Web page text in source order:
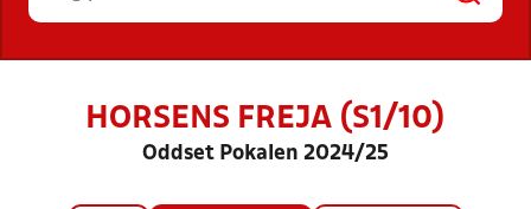
HORSENS FREJA (S1/10)
Oddset Pokalen 2024/25